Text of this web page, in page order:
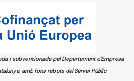
i subvencionada pel Departament d’Empresa
amb fons rebuts del Servei Públic